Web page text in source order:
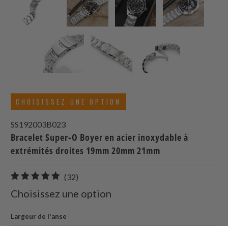
CHOISISSEZ UNE OPTION
SS192003B023
Bracelet Super-O Boyer en acier inoxydable à
extrémités droites 19mm 20mm 21mm
(32)
total
des
Choisissez une option
Largeur de l'anse